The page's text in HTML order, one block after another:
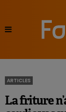
ARTICLES
La friture